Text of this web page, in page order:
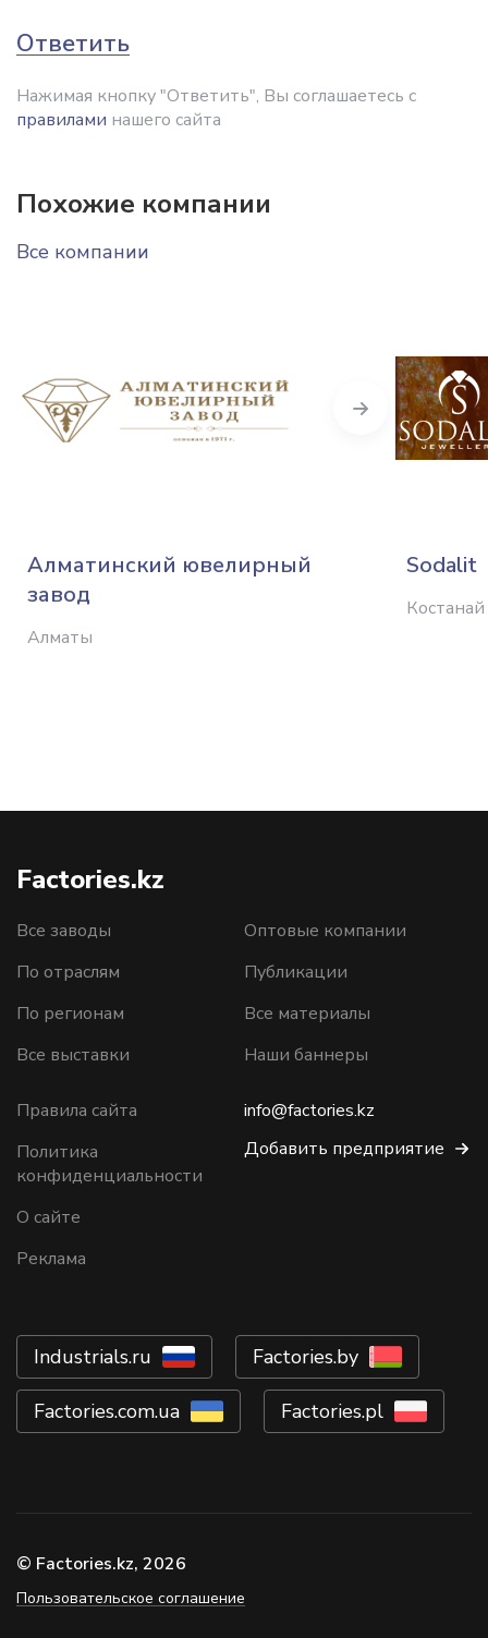
Ответить
Нажимая кнопку "Ответить", Вы соглашаетесь с
правилами нашего сайта
Похожие компании
Все компании
Алматинский ювелирный
завод
Алматы
Sodalit
Костанай
Next
Factories.kz
Все заводы
По отраслям
По регионам
Все выставки
Оптовые компании
Публикации
Все материалы
Наши баннеры
Правила сайта
Политика
конфиденциальности
О сайте
Реклама
info@factories.kz
Добавить предприятие
Industrials.ru Factories.by
Factories.com.ua Factories.pl
© Factories.kz, 2026
Пользовательское соглашение